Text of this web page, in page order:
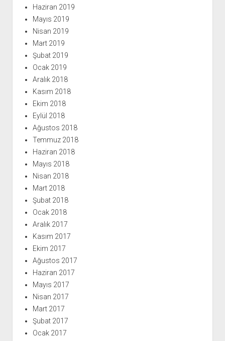
Haziran 2019
Mayıs 2019
Nisan 2019
Mart 2019
Şubat 2019
Ocak 2019
Aralık 2018
Kasım 2018
Ekim 2018
Eylül 2018
Ağustos 2018
Temmuz 2018
Haziran 2018
Mayıs 2018
Nisan 2018
Mart 2018
Şubat 2018
Ocak 2018
Aralık 2017
Kasım 2017
Ekim 2017
Ağustos 2017
Haziran 2017
Mayıs 2017
Nisan 2017
Mart 2017
Şubat 2017
Ocak 2017